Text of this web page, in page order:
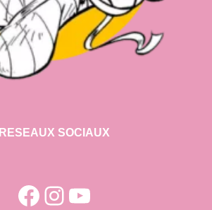
RESEAUX SOCIAUX
Facebook
Instagram
YouTube